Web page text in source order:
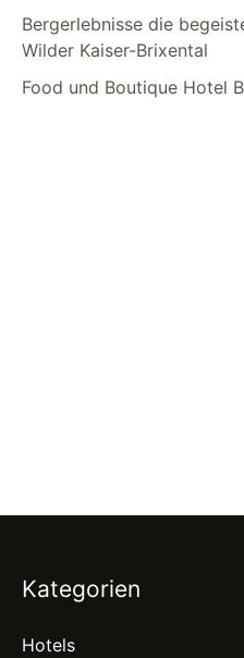
Bergerlebnisse die
Wilder Kaiser-Brixental
Food und Boutique Hotel
Kategorien
Hotels